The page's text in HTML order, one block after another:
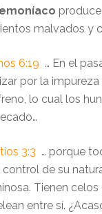
produce
malvados y
6:19 … En el
por la impureza
lo cual los
3:3 … porque
control de su
Tienen
entre sí.